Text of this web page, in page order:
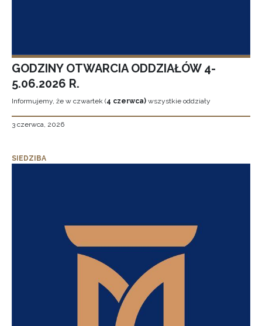
GODZINY OTWARCIA ODDZIAŁÓW 4-
5.06.2026 R.
Informujemy, że w czwartek (4 czerwca) wszystkie oddziały
3 czerwca, 2026
SIEDZIBA